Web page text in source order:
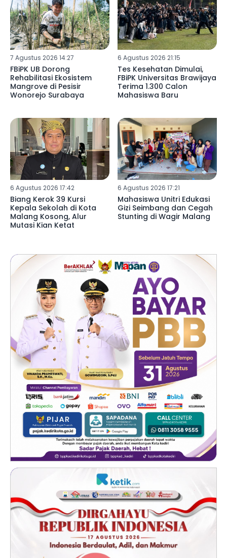
7 Agustus 2026 14:27
FBiPK UB Dorong
Rehabilitasi Ekosistem
Mangrove di Pesisir
Wonorejo Surabaya
6 Agustus 2026 21:15
Tes Kesehatan Dimulai,
FBiPK Universitas Brawijaya
Terima 1.300 Calon
Mahasiswa Baru
6 Agustus 2026 17:42
Biang Kerok 39 Kursi
Kepala Sekolah di Kota
Malang Kosong, Alur
Mutasi Kian Ketat
6 Agustus 2026 17:21
Mahasiswa Unitri Edukasi
Gizi Seimbang dan Cegah
Stunting di Wagir Malang